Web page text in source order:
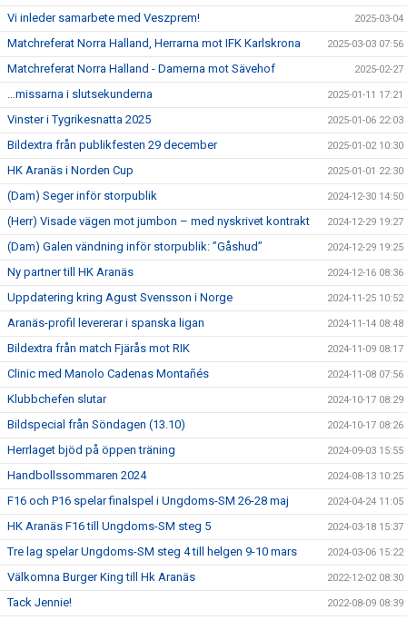
Vi inleder samarbete med Veszprem! 2025-03-04
Matchreferat Norra Halland, Herrarna mot IFK Karlskrona 2025-03-03 07:56
Matchreferat Norra Halland - Damerna mot Sävehof 2025-02-27
…missarna i slutsekunderna 2025-01-11 17:21
Vinster i Tygrikesnatta 2025 2025-01-06 22:03
Bildextra från publikfesten 29 december 2025-01-02 10:30
HK Aranäs i Norden Cup 2025-01-01 22:30
(Dam) Seger inför storpublik 2024-12-30 14:50
(Herr) Visade vägen mot jumbon – med nyskrivet kontrakt 2024-12-29 19:27
(Dam) Galen vändning inför storpublik: ”Gåshud” 2024-12-29 19:25
Ny partner till HK Aranäs 2024-12-16 08:36
Uppdatering kring Agust Svensson i Norge 2024-11-25 10:52
Aranäs-profil levererar i spanska ligan 2024-11-14 08:48
Bildextra från match Fjärås mot RIK 2024-11-09 08:17
Clinic med Manolo Cadenas Montañés 2024-11-08 07:56
Klubbchefen slutar 2024-10-17 08:29
Bildspecial från Söndagen (13.10) 2024-10-17 08:26
Herrlaget bjöd på öppen träning 2024-09-03 15:55
Handbollssommaren 2024 2024-08-13 10:25
F16 och P16 spelar finalspel i Ungdoms-SM 26-28 maj 2024-04-24 11:05
HK Aranäs F16 till Ungdoms-SM steg 5 2024-03-18 15:37
Tre lag spelar Ungdoms-SM steg 4 till helgen 9-10 mars 2024-03-06 15:22
Välkomna Burger King till Hk Aranäs 2022-12-02 08:30
Tack Jennie! 2022-08-09 08:39